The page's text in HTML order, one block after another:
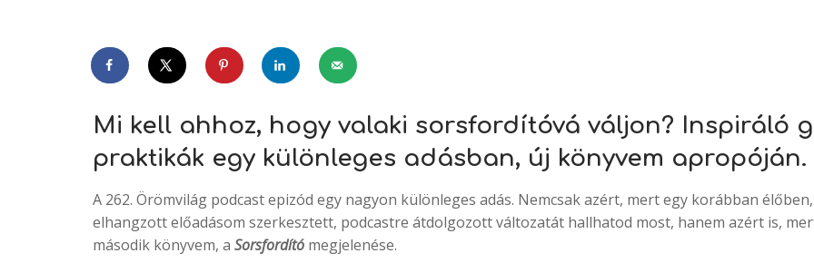
Mi kell ahhoz, hogy valaki sorsfordítóvá váljon? Inspiráló
praktikák egy különleges adásban, új könyvem apropóján.
A 262. Örömvilág podcast epizód egy nagyon különleges adás. Nemcsak azért, mert egy korábban
elhangzott előadásom szerkesztett, podcastre átdolgozott változatát hallhatod most, hanem azért is,
második könyvem, a Sorsfordító megjelenése.